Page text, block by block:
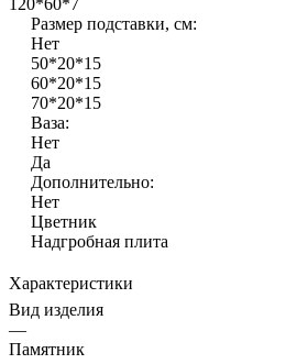
Размер подставки, см:
Нет
50*20*15
60*20*15
70*20*15
Ваза:
Нет
Да
Дополнительно:
Нет
Цветник
Надгробная плита
Характеристики
Вид изделия
—
Памятник